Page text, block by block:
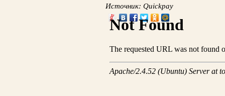
Источник: Quickpay